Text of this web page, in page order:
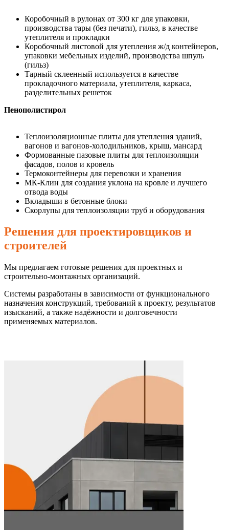
Коробочный в рулонах от 300 кг для упаковки,
производства тары (без печати), гильз, в качестве
утеплителя и прокладки
Коробочный листовой для утепления ж/д контейнеров,
упаковки мебельных изделий, производства шпуль
(гильз)
Тарный склеенный используется в качестве
прокладочного материала, утеплителя, каркаса,
разделительных решеток
Пенополистирол
Теплоизоляционные плиты для утепления зданий,
вагонов и вагонов-холодильников, крыш, мансард
Формованные пазовые плиты для теплоизоляции
фасадов, полов и кровель
Термоконтейнеры для перевозки и хранения
МК-Клин для создания уклона на кровле и лучшего
отвода воды
Вкладыши в бетонные блоки
Скорлупы для теплоизоляции труб и оборудования
Решения для проектировщиков и
строителей
Мы предлагаем готовые решения для проектных и
строительно-монтажных организаций.
Системы разработаны в зависимости от функционального
назначения конструкций, требований к проекту, результатов
изысканий, а также надёжности и долговечности
применяемых материалов.